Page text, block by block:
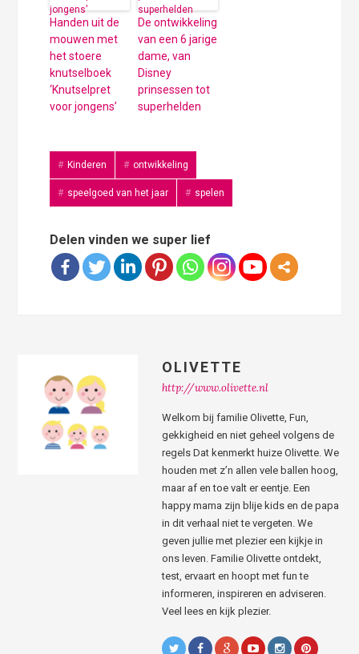
Handen uit de
mouwen met
het stoere
knutselboek
‘Knutselpret
voor jongens’
De ontwikkeling
van een 6 jarige
dame, van
Disney
prinsessen tot
superhelden
Kinderen ontwikkeling
speelgoed van het jaar spelen
Delen vinden we super lief
OLIVETTE
http://www.olivette.nl
Welkom bij familie Olivette, Fun,
gekkigheid en niet geheel volgens de
regels Dat kenmerkt huize Olivette. We
houden met z’n allen vele ballen hoog,
maar af en toe valt er eentje. Een
happy mama zijn blije kids en de papa
in dit verhaal niet te vergeten. We
geven jullie met plezier een kijkje in
ons leven. Familie Olivette ontdekt,
test, ervaart en hoopt met fun te
informeren, inspireren en adviseren.
Veel lees en kijk plezier.